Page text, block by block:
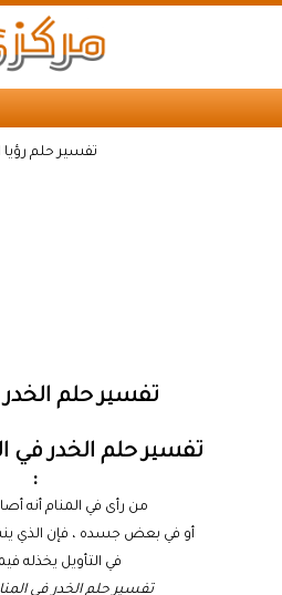
تفسير حلم رؤيا
تفسير حلم الخدر
تفسير حلم الخدر في
:
من رأى في المنام أنه
أو في بعض جسده ، فإن الذي
في التأويل يخذله
تفسير حلم الخدر في